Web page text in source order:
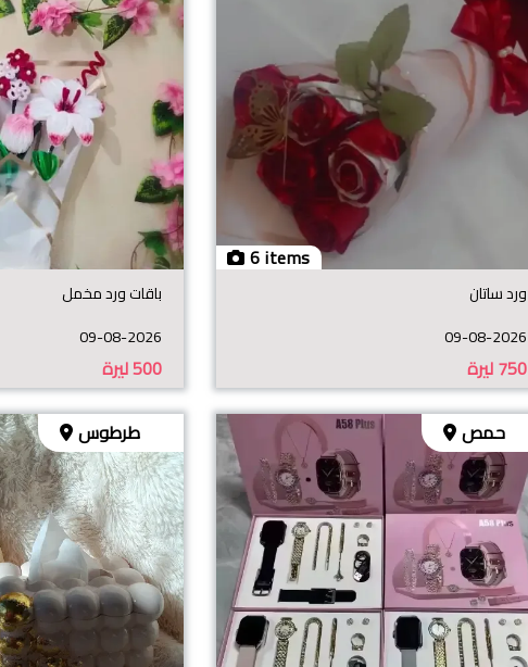
6 items
ورد ساتان
09-08-2026
ليرة750
باقات ورد مخمل
09-08-2026
ليرة500
حمص طرطوس